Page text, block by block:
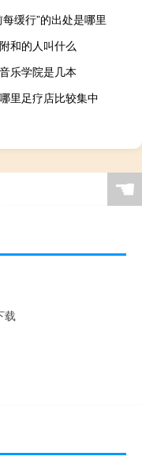
每缓行”的出处是哪里
和的人叫什么
乐学院是几本
里足疗店比较集中
☚